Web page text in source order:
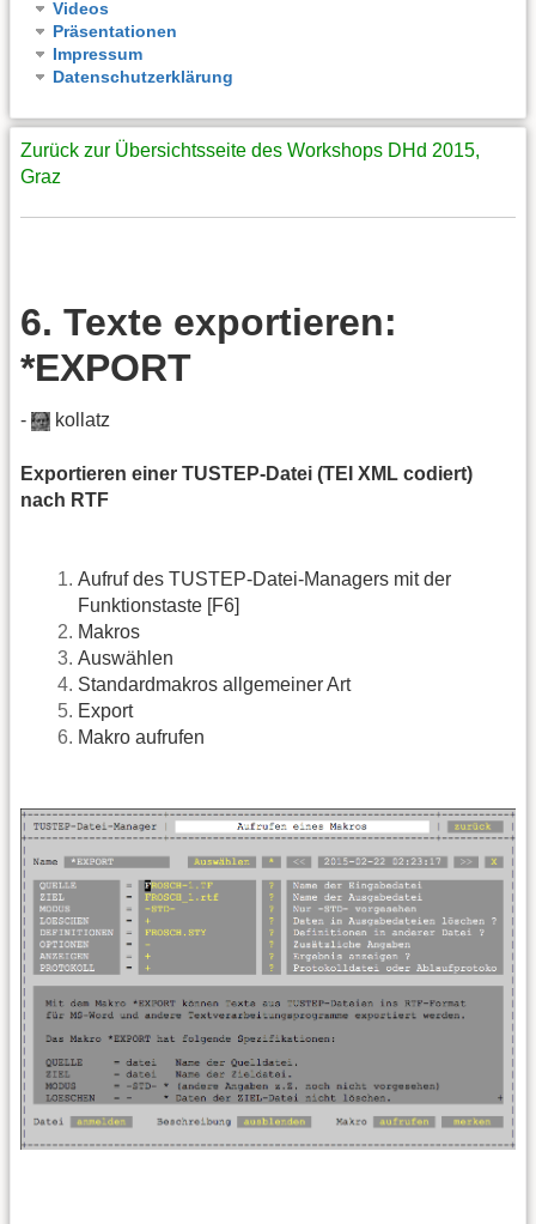
Videos
Präsentationen
Impressum
Datenschutzerklärung
Zurück zur Übersichtsseite des Workshops DHd 2015,
Graz
6. Texte exportieren:
*EXPORT
- kollatz
Exportieren einer TUSTEP-Datei (TEI XML codiert)
nach RTF
Aufruf des TUSTEP-Datei-Managers mit der
Funktionstaste [F6]
Makros
Auswählen
Standardmakros allgemeiner Art
Export
Makro aufrufen